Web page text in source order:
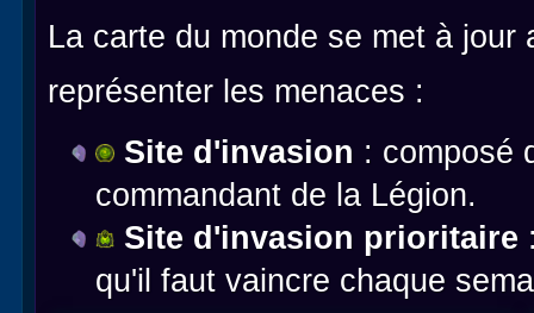
La carte du monde se met à
représenter les menaces :
Site d'invasion : composé
commandant de la Légion.
Site d'invasion prioritaire
qu'il faut vaincre chaque